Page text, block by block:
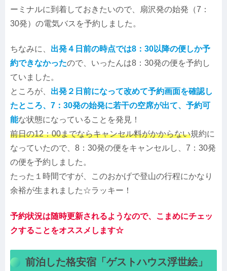
ーミナルに到着しておきたいので、扇沢発の始発（7：
30発）の電気バスを予約しました。
ちなみに、 出発４日前の時点では8：30以降の便しか予
約できなかったので、いったんは8：30発の便を予約し
ていました。
ところが、 出発２日前になって改めて予約画面を確認し
たところ、7：30発の始発に若干の空席が出て、予約可
能な状態になっていることを発見！
前日の12：00までならキャンセル料がかからない規約に
なっていたので、8：30発の便をキャンセルし、7：30発
の便を予約しました。
たった１時間ですが、このおかげで登山の行程にかなり
余裕が生まれました☆ラッキー！
予約状況は随時更新されるようなので、こまめにチェッ
クすることをオススメします☆
前泊した格安宿「ゲストハウス浮世絵」